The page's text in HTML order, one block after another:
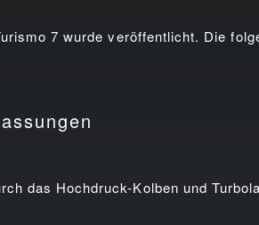
7 wurde veröffentlicht. Die
das Hochdruck-Kolben und